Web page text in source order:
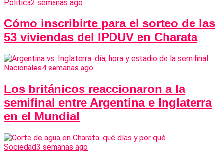
Política2 semanas ago
Cómo inscribirte para el sorteo de las
53 viviendas del IPDUV en Charata
Nacionales4 semanas ago
Los británicos reaccionaron a la
semifinal entre Argentina e Inglaterra
en el Mundial
Sociedad3 semanas ago